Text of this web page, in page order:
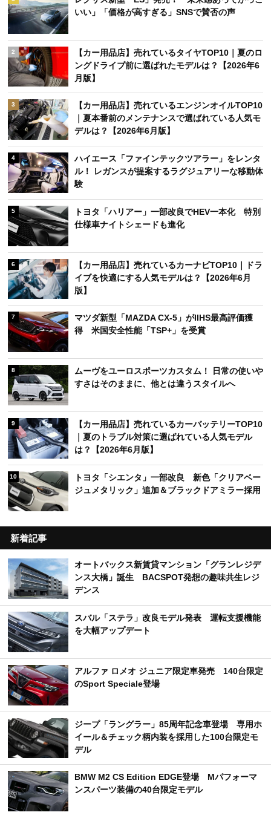
いい」「価格が高すぎる」SNSで賛否の声
2
【カー用品店】売れているタイヤTOP10｜夏のロ
ングドライブ前に選ばれたモデルは？【2026年6
月版】
3
【カー用品店】売れているエンジンオイルTOP10
｜夏本番前のメンテナンスで選ばれている人気モ
デルは？【2026年6月版】
4
ハイエース「ファインテックツアラー」をレンタ
ル！ レガンスが提案するラグジュアリーな移動体
験
5
トヨタ「ハリアー」一部改良でHEV一本化 特別
仕様車ナイトシェードも進化
6
【カー用品店】売れているカーナビTOP10｜ドラ
イブを快適にする人気モデルは？【2026年6月
版】
7
マツダ新型「MAZDA CX-5」がIIHS最高評価獲
得 米国安全性能「TSP+」を受賞
8
ムーヴをユーロスポーツカスタム！ 日常の使いや
すさはそのままに、他とは違うスタイルへ
9
【カー用品店】売れているカーバッテリーTOP10
｜夏のトラブル対策に選ばれている人気モデル
は？【2026年6月版】
10
トヨタ「シエンタ」一部改良 新色「クリアベー
ジュメタリック」追加＆ブラックドアミラー採用
新着記事
オートバックス新賃貸マンション「グランレジデ
ンス大橋」誕生 BACSPOT発想の趣味共生レジ
デンス
スバル「ステラ」改良モデル発表 運転支援機能
を大幅アップデート
アルファ ロメオ ジュニア限定車発売 140台限定
のSport Speciale登場
ジープ「ラングラー」85周年記念車登場 専用ホ
イール＆チェック柄内装を採用した100台限定モ
デル
BMW M2 CS Edition EDGE登場 Mパフォーマ
ンスパーツ装備の40台限定モデル